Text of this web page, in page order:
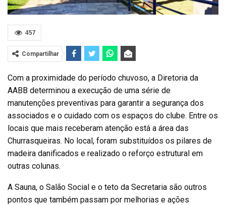
457
Compartilhar
Com a proximidade do período chuvoso, a Diretoria da
AABB determinou a execução de uma série de
manutenções preventivas para garantir a segurança dos
associados e o cuidado com os espaços do clube. Entre os
locais que mais receberam atenção está a área das
Churrasqueiras. No local, foram substituídos os pilares de
madeira danificados e realizado o reforço estrutural em
outras colunas.
A Sauna, o Salão Social e o teto da Secretaria são outros
pontos que também passam por melhorias e ações